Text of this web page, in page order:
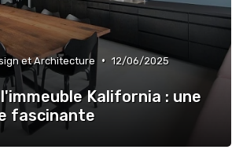
et Architecture • 12/06/2025
Kalifornia : une
fascinante